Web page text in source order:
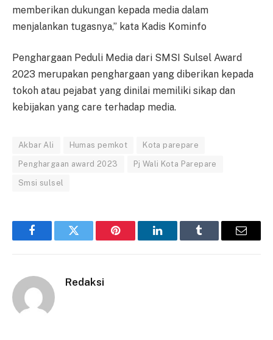
memberikan dukungan kepada media dalam
menjalankan tugasnya,” kata Kadis Kominfo
Penghargaan Peduli Media dari SMSI Sulsel Award
2023 merupakan penghargaan yang diberikan kepada
tokoh atau pejabat yang dinilai memiliki sikap dan
kebijakan yang care terhadap media.
Akbar Ali Humas pemkot Kota parepare
Penghargaan award 2023 Pj Wali Kota Parepare
Smsi sulsel
FacebookTwitter Pinterest LinkedInTumblr Email
Redaksi